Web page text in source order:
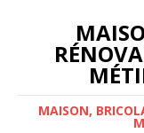
MAISON,